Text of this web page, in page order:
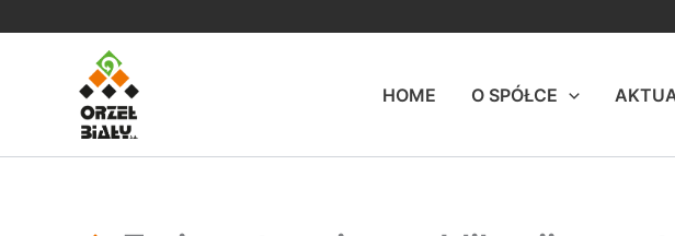
HOME
O SPÓŁCE